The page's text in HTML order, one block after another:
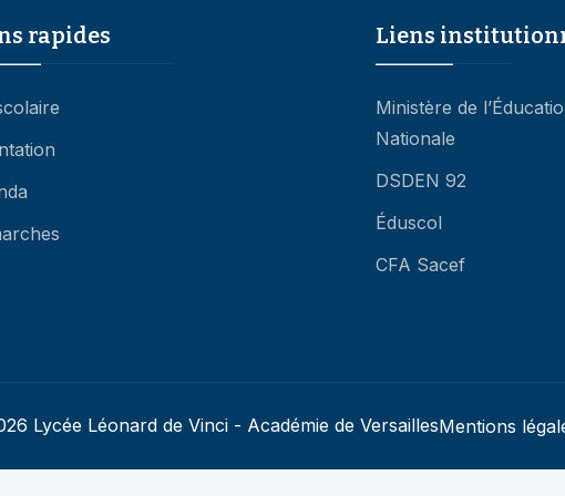
Ministère de l’Éducation
Nationale
DSDEN 92
Éduscol
CFA Sacef